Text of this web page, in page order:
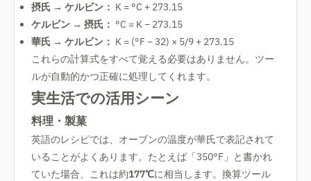
摂氏 → ケルビン： K = °C + 273.15
ケルビン → 摂氏： °C = K − 273.15
華氏 → ケルビン： K = (°F − 32) × 5/9 + 273.15
これらの計算式をすべて覚える必要はありません。ツー
ルが自動的かつ正確に処理してくれます。
実生活での活用シーン
料理・製菓
英語のレシピでは、オーブンの温度が華氏で表記されて
いることがよくあります。たとえば「350°F」と書かれ
ていた場合、これは約177℃に相当します。換算ツール